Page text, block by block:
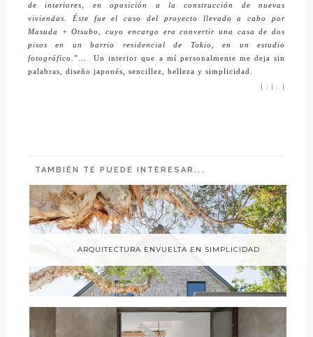
de interiores, en oposición a la construcción de nuevas
viviendas. Éste fue el caso del proyecto llevado a cabo por
Masuda + Otsubo, cuyo encargo era convertir una casa de dos
pisos en un barrio residencial de Tokio, en un estudio
fotográfico .”…
Un interior que a mí personalmente me deja sin
palabras, diseño japonés, sencillez, belleza y simplicidad.
1 2
TAMBIÉN TE PUEDE INTERESAR...
ARQUITECTURA ENVUELTA EN SIMPLICIDAD